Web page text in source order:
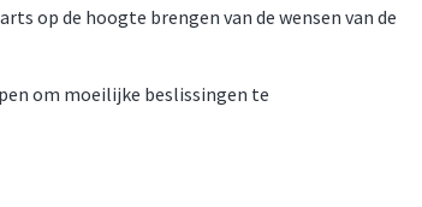
op de hoogte brengen van de wensen van de
om moeilijke beslissingen te